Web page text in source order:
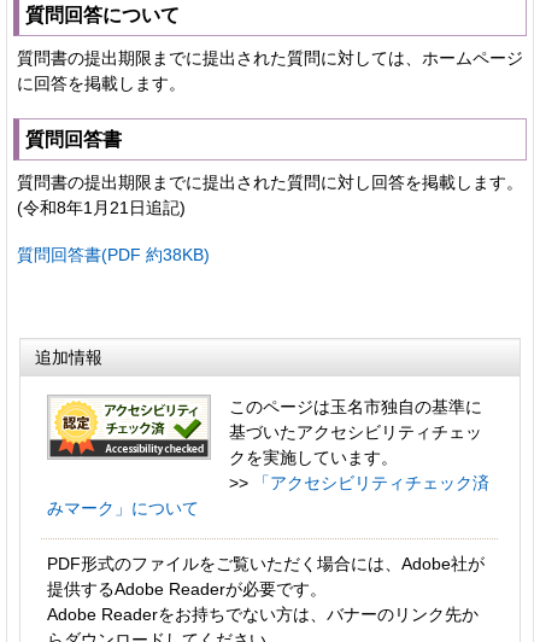
質問回答について
質問書の提出期限までに提出された質問に対しては、ホームページ
に回答を掲載します。
質問回答書
質問書の提出期限までに提出された質問に対し回答を掲載します。
(令和8年1月21日追記)
質問回答書(PDF 約38KB)
追加情報
このページは玉名市独自の基準に
基づいたアクセシビリティチェッ
クを実施しています。
>>
「アクセシビリティチェック済
みマーク」について
PDF形式のファイルをご覧いただく場合には、Adobe社が
提供するAdobe Readerが必要です。
Adobe Readerをお持ちでない方は、バナーのリンク先か